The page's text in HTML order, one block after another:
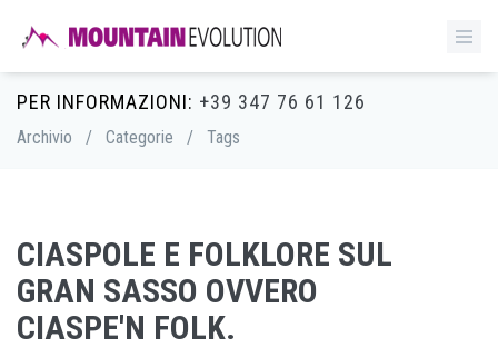
PER INFORMAZIONI: +39 347 76 61 126
Archivio / Categorie / Tags
CIASPOLE E FOLKLORE SUL
GRAN SASSO OVVERO
CIASPE'N FOLK.